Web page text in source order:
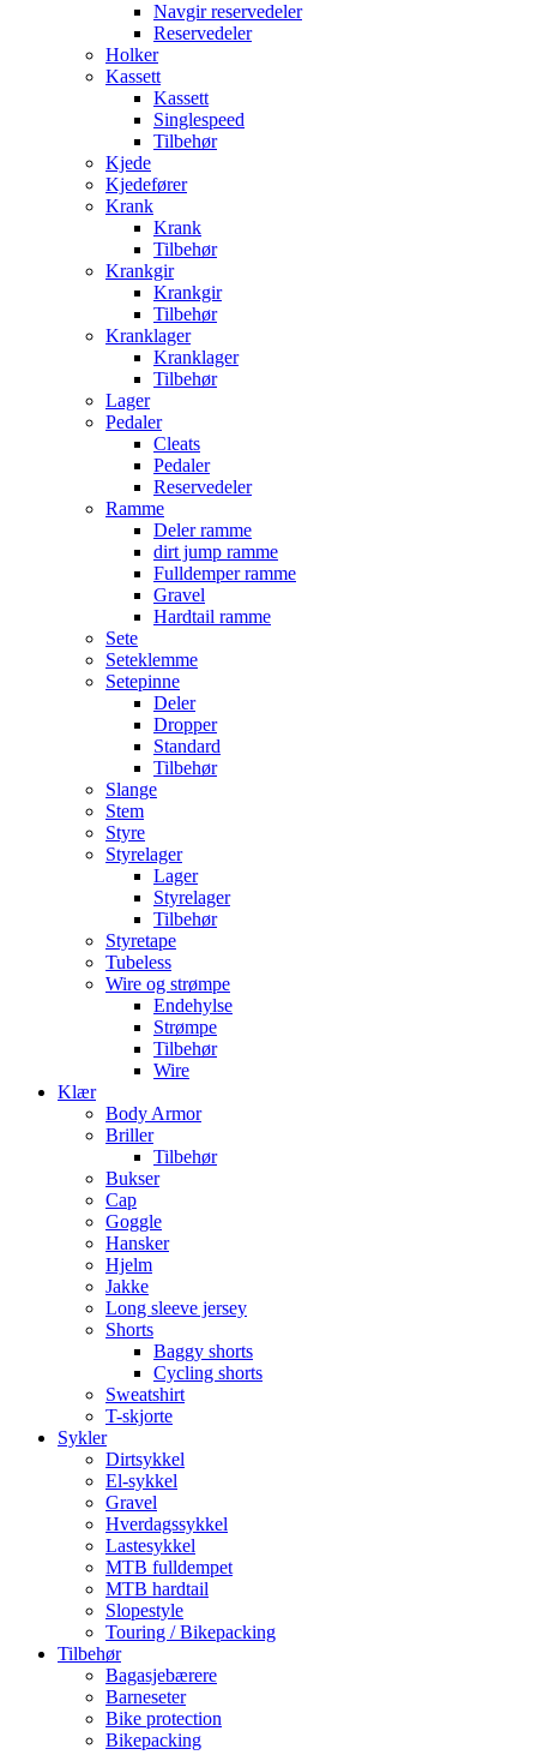
Navgir reservedeler
Reservedeler
Holker
Kassett
Kassett
Singlespeed
Tilbehør
Kjede
Kjedefører
Krank
Krank
Tilbehør
Krankgir
Krankgir
Tilbehør
Kranklager
Kranklager
Tilbehør
Lager
Pedaler
Cleats
Pedaler
Reservedeler
Ramme
Deler ramme
dirt jump ramme
Fulldemper ramme
Gravel
Hardtail ramme
Sete
Seteklemme
Setepinne
Deler
Dropper
Standard
Tilbehør
Slange
Stem
Styre
Styrelager
Lager
Styrelager
Tilbehør
Styretape
Tubeless
Wire og strømpe
Endehylse
Strømpe
Tilbehør
Wire
Klær
Body Armor
Briller
Tilbehør
Bukser
Cap
Goggle
Hansker
Hjelm
Jakke
Long sleeve jersey
Shorts
Baggy shorts
Cycling shorts
Sweatshirt
T-skjorte
Sykler
Dirtsykkel
El-sykkel
Gravel
Hverdagssykkel
Lastesykkel
MTB fulldempet
MTB hardtail
Slopestyle
Touring / Bikepacking
Tilbehør
Bagasjebærere
Barneseter
Bike protection
Bikepacking